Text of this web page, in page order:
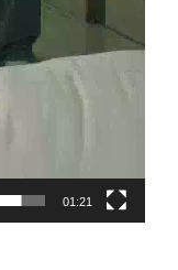
01:21